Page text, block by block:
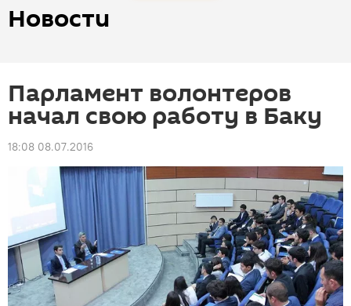
Новости
Парламент волонтеров
начал свою работу в Баку
18:08 08.07.2016